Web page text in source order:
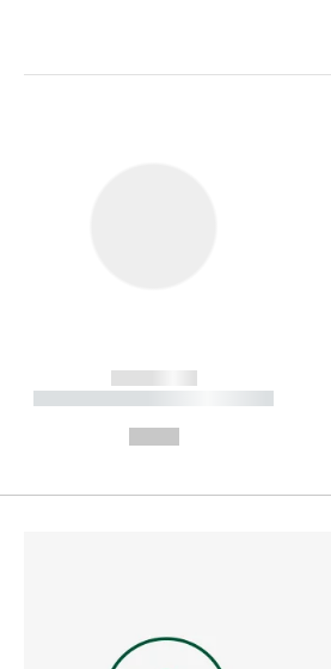
------------
----------- ----------- ----------